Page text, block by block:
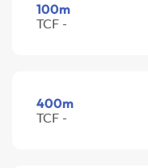
100m
TCF -
400m
TCF -